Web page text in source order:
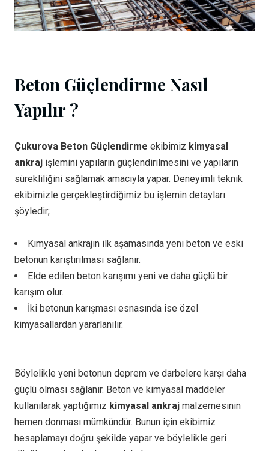
Beton Güçlendirme Nasıl
Yapılır ?
Çukurova Beton Güçlendirme ekibimiz kimyasal
ankraj işlemini yapıların güçlendirilmesini ve yapıların
sürekliliğini sağlamak amacıyla yapar. Deneyimli teknik
ekibimizle gerçekleştirdiğimiz bu işlemin detayları
şöyledir;
Kimyasal ankrajın ilk aşamasında yeni beton ve eski
betonun karıştırılması sağlanır.
Elde edilen beton karışımı yeni ve daha güçlü bir
karışım olur.
İki betonun karışması esnasında ise özel
kimyasallardan yararlanılır.
Böylelikle yeni betonun deprem ve darbelere karşı daha
güçlü olması sağlanır. Beton ve kimyasal maddeler
kullanılarak yaptığımız kimyasal ankraj malzemesinin
hemen donması mümkündür. Bunun için ekibimiz
hesaplamayı doğru şekilde yapar ve böylelikle geri